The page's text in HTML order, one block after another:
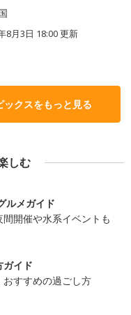
8月3日 18:00更新
クスをもっと見る
しむ
ルメガイド
開催や水系イベントも
ガイド
おすすめの過ごし方